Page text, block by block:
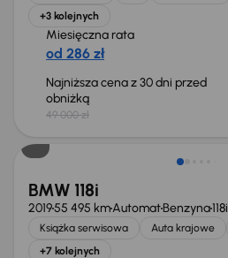
+3 kolejnych
Miesięczna rata
od 286 zł
Najniższa cena z 30 dni przed
obniżką
49 000 zł
Świeżo skupione
BMW 118i
201955 495 kmAutomatBenzyna118i
Książka serwisowa Auta krajowe
+7 kolejnych